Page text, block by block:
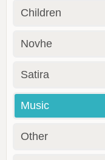
Children
Novhe
Satira
Music
Other